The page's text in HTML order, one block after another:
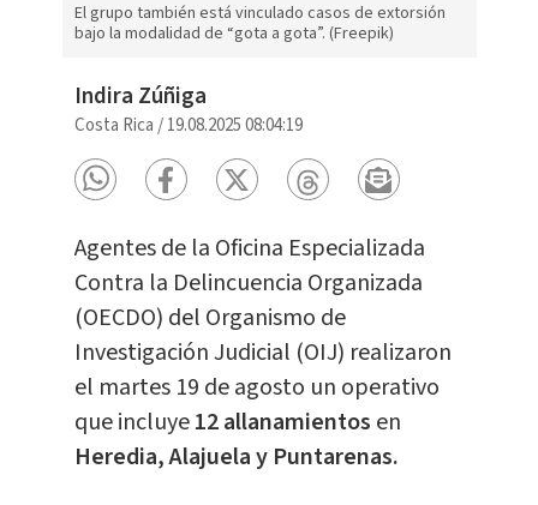
El grupo también está vinculado casos de extorsión
bajo la modalidad de “gota a gota”. (Freepik)
Indira Zúñiga
Costa Rica /19.08.2025 08:04:19
Agentes de la Oficina Especializada
Contra la Delincuencia Organizada
(OECDO) del Organismo de
Investigación Judicial (OIJ) realizaron
el martes 19 de agosto un operativo
que incluye12 allanamientos en
Heredia, Alajuela y Puntarenas.